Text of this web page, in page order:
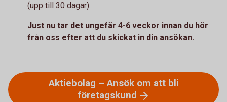
(upp till 30 dagar).
Just nu tar det ungefär 4-6 veckor innan du hör
från oss efter att du skickat in din ansökan.
Aktiebolag – Ansök om att bli
företagskund